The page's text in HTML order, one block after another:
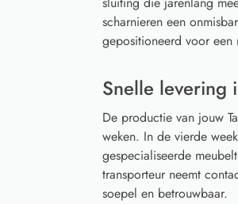
scharnieren een
gepositioneerd voor een
Snelle levering
De productie van jouw
weken. In de vierde
gespecialiseerde
transporteur neemt
soepel en betrouwbaar.